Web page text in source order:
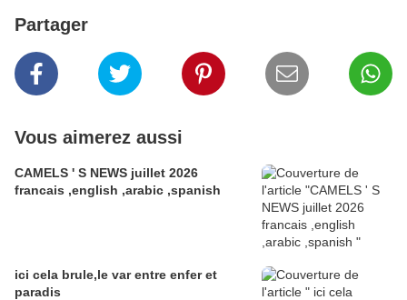
Partager
Vous aimerez aussi
CAMELS ' S NEWS juillet 2026
francais ,english ,arabic ,spanish
ici cela brule,le var entre enfer et
paradis